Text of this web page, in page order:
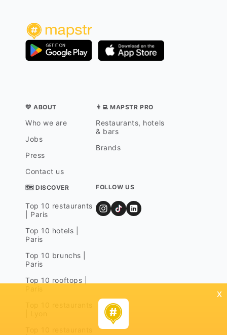
💛 ABOUT
Who we are
Jobs
Press
Contact us
👨‍💻 MAPSTR PRO
Restaurants, hotels
& bars
Brands
🗺 DISCOVER
Top 10 restaurants
| Paris
Top 10 hotels |
Paris
Top 10 brunchs |
Paris
Top 10 rooftops |
FOLLOW US
x